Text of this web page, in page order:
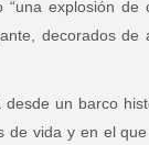
explosión de
decorados de
un barco
de vida y en el